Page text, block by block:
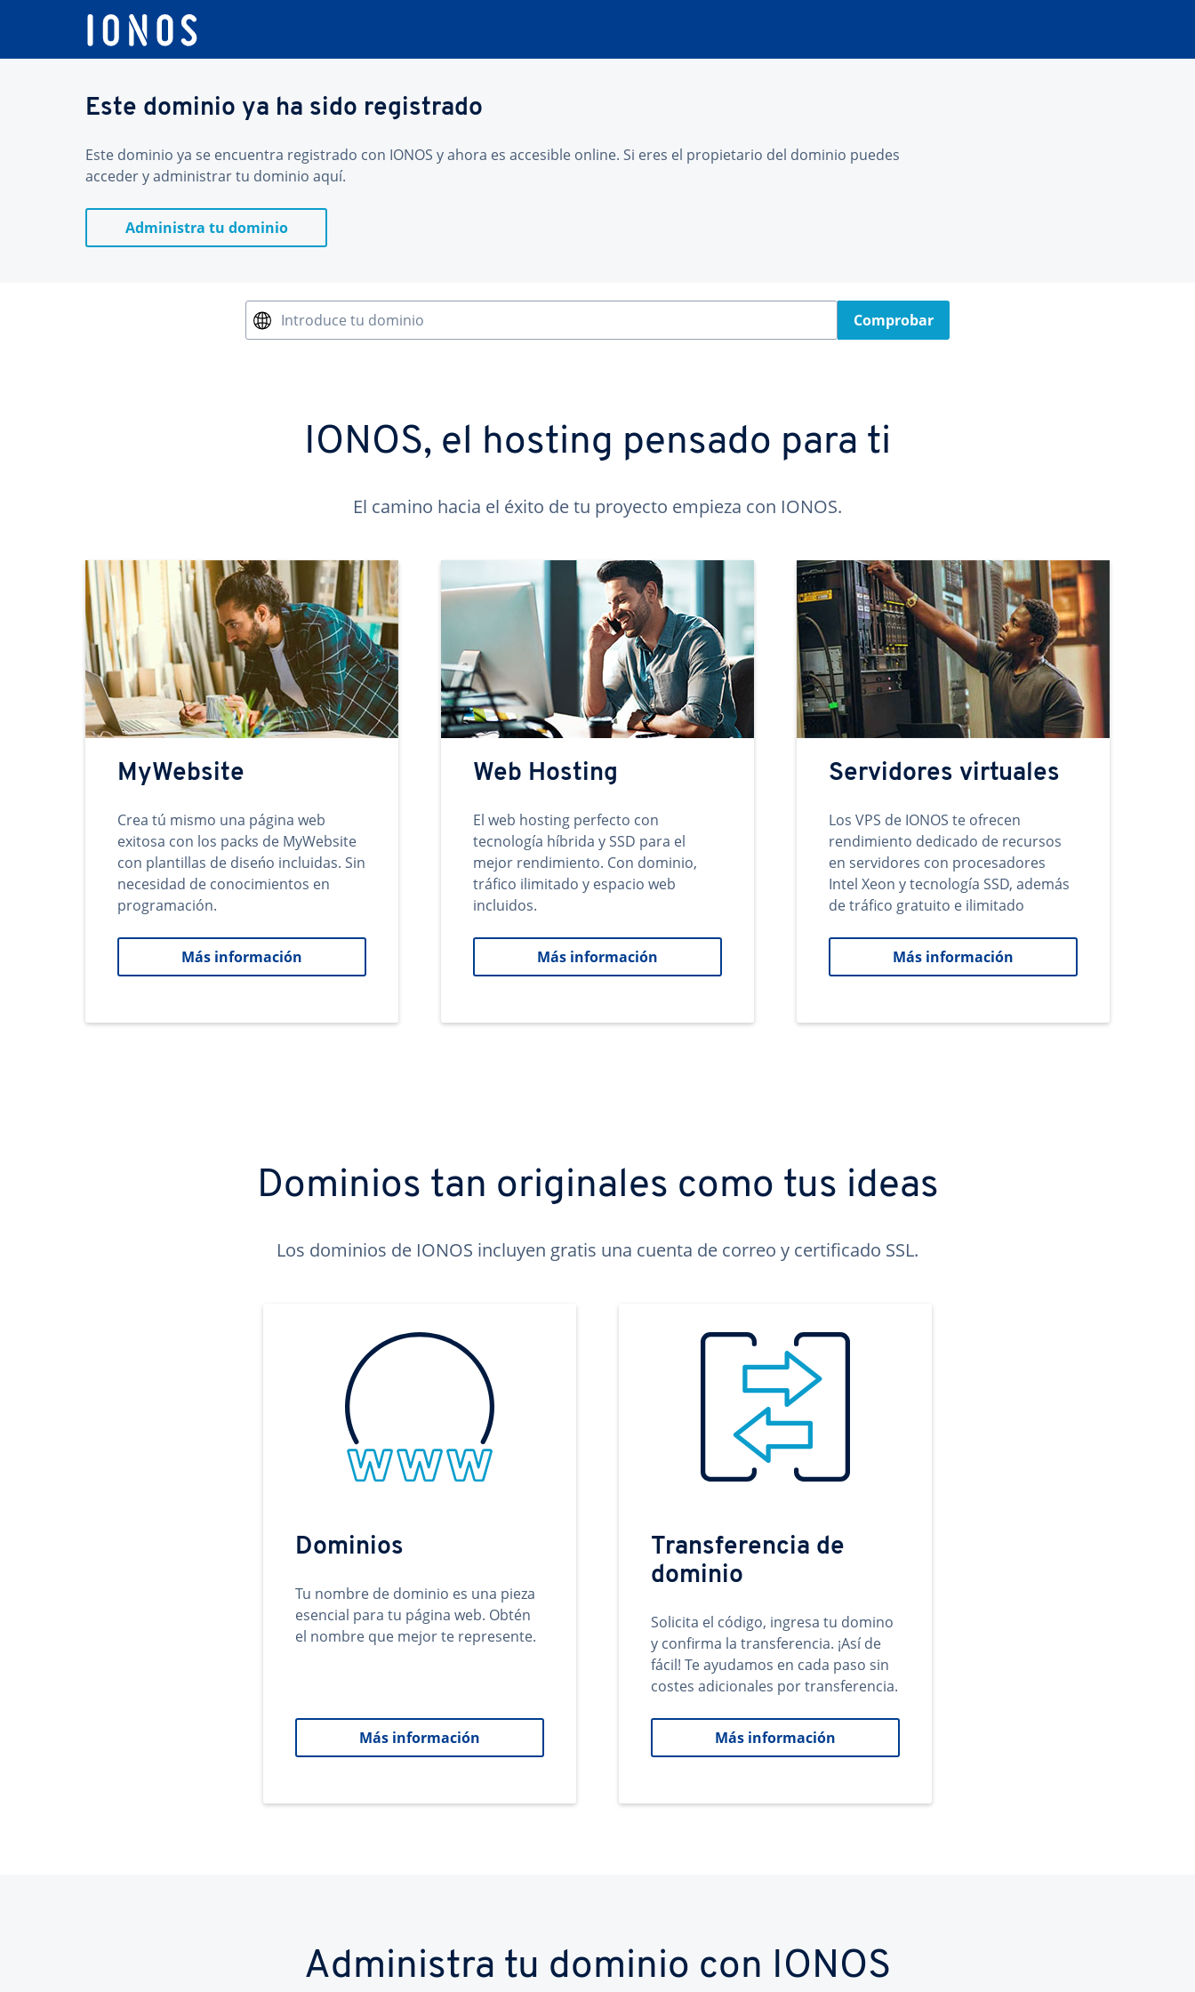
Este dominio ya ha sido registrado
Este dominio ya se encuentra registrado con IONOS y ahora es accesible online. Si eres el propietario del dominio puedes
acceder y administrar tu dominio aquí.
Administra tu dominio
Introduce tu dominio Comprobar
IONOS, el hosting pensado para ti
El camino hacia el éxito de tu proyecto empieza con IONOS.
MyWebsite
Crea tú mismo una página web
exitosa con los packs de MyWebsite
con plantillas de diseńo incluidas. Sin
necesidad de conocimientos en
programación.
Más información
Web Hosting
El web hosting perfecto con
tecnología híbrida y SSD para el
mejor rendimiento. Con dominio,
tráfico ilimitado y espacio web
incluidos.
Más información
Servidores virtuales
Los VPS de IONOS te ofrecen
rendimiento dedicado de recursos
en servidores con procesadores
Intel Xeon y tecnología SSD, además
de tráfico gratuito e ilimitado
Más información
Dominios tan originales como tus ideas
Los dominios de IONOS incluyen gratis una cuenta de correo y certificado SSL.
Dominios
Tu nombre de dominio es una pieza
esencial para tu página web. Obtén
el nombre que mejor te represente.
Más información
Transferencia de
dominio
Solicita el código, ingresa tu domino
y confirma la transferencia. ¡Así de
fácil! Te ayudamos en cada paso sin
costes adicionales por transferencia.
Más información
Administra tu dominio con IONOS